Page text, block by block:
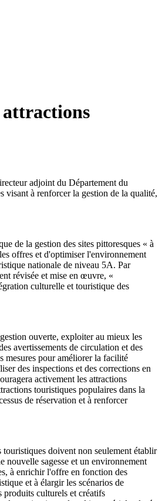
attractions
adjoint du Département du
visant à renforcer la gestion de la qualité,
de la gestion des sites pittoresques « à
offres et d'optimiser l'environnement
nationale de niveau 5A. Par
révisée et mise en œuvre, «
culturelle et touristique des
ouverte, exploiter au mieux les
avertissements de circulation et des
mesures pour améliorer la facilité
des inspections et des corrections en
activement les attractions
touristiques populaires dans la
de réservation et à renforcer
doivent non seulement établir
nouvelle sagesse et un environnement
à enrichir l'offre en fonction des
et à élargir les scénarios de
produits culturels et créatifs